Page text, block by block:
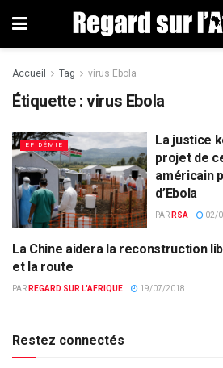
Accueil Tag virus Ebola
Étiquette : virus Ebola
EPIDÉMIE
La justice
projet de
américain
d’Ebola
PAR RSA 02/
ACTUALITÉS PAR PAYS
La Chine aidera la reconstruction
et la route
PAR REGARD SUR L'AFRIQUE 19/07/2018
Restez connectés